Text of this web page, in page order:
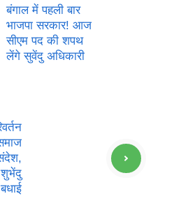
बंगाल में पहली बार
भाजपा सरकार! आज
सीएम पद की शपथ
लेंगे सुवेंदु अधिकारी
शुभेंदु